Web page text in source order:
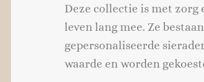
Deze collectie is met zorg
leven lang mee. Ze
gepersonaliseerde
waarde en worden